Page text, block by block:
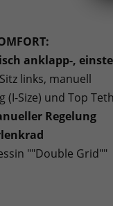
anklapp-,
links, manuell
(I-Size) und Top
Regelung
""Double Grid""